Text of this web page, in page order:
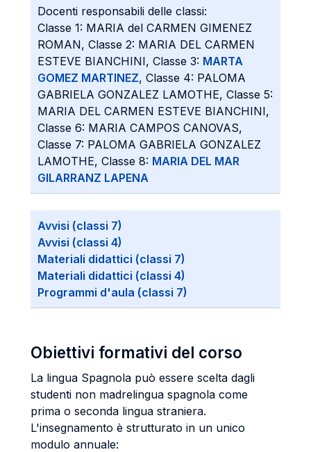
Docenti responsabili delle classi:
Classe 1: MARIA del CARMEN GIMENEZ
ROMAN, Classe 2: MARIA DEL CARMEN
ESTEVE BIANCHINI, Classe 3: MARTA
GOMEZ MARTINEZ, Classe 4: PALOMA
GABRIELA GONZALEZ LAMOTHE, Classe 5:
MARIA DEL CARMEN ESTEVE BIANCHINI,
Classe 6: MARIA CAMPOS CANOVAS,
Classe 7: PALOMA GABRIELA GONZALEZ
LAMOTHE, Classe 8: MARIA DEL MAR
GILARRANZ LAPENA
Avvisi (classi 7)
Avvisi (classi 4)
Materiali didattici (classi 7)
Materiali didattici (classi 4)
Programmi d'aula (classi 7)
Obiettivi formativi del corso
La lingua Spagnola può essere scelta dagli
studenti non madrelingua spagnola come
prima o seconda lingua straniera.
L'insegnamento è strutturato in un unico
modulo annuale: